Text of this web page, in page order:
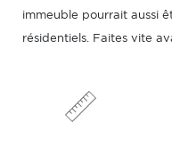
immeuble pourrait aussi
résidentiels. Faites vite